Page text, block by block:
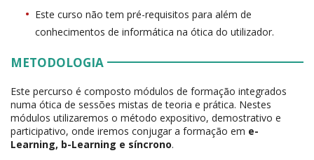
Este curso não tem pré-requisitos para além de
conhecimentos de informática na ótica do utilizador.
METODOLOGIA
Este percurso é composto módulos de formação integrados
numa ótica de sessões mistas de teoria e prática. Nestes
módulos utilizaremos o método expositivo, demostrativo e
participativo, onde iremos conjugar a formação em e-
Learning, b-Learning e síncrono.